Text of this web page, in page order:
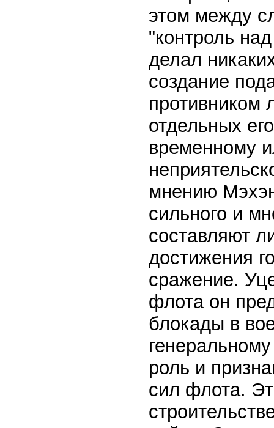
этом между
"контроль
делал
создание
противником
отдельных
временному
мнению
сильного и
составляют
достижения
сражение.
флота он
блокады в
роль и
сил флота.